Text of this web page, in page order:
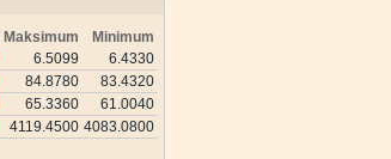
Maksimum
Minimum
6.5099
6.4330
84.8780
83.4320
65.3360
61.0040
4119.4500 4083.0800